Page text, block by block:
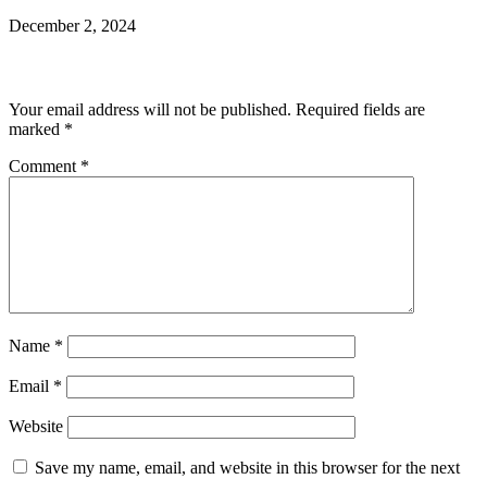
December 2, 2024
Your email address will not be published. Required fields are
marked *
Comment *
Name *
Email *
Website
Save my name, email, and website in this browser for the next